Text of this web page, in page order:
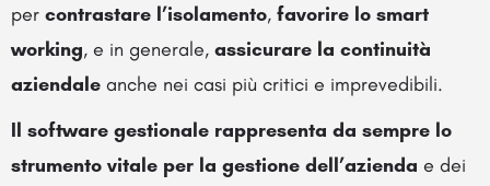
per contrastare l’isolamento, favorire lo smart
working, e in generale, assicurare la continuità
aziendale anche nei casi più critici e imprevedibili.
Il software gestionale rappresenta da sempre lo
strumento vitale per la gestione dell’azienda e dei